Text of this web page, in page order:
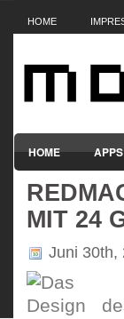
HOME
HOME APPS
SMARTPHONES
MIT 24
Juni 30th,